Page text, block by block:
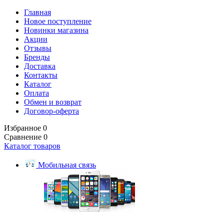
Главная
Новое поступление
Новинки магазина
Акции
Отзывы
Бренды
Доставка
Контакты
Каталог
Оплата
Обмен и возврат
Договор-оферта
Избранное 0
Сравнение 0
Каталог товаров
Мобильная связь